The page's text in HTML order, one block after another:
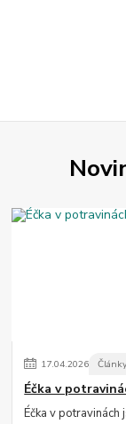
17.04.2026 Články
Éčka v
Éčka v potravinách